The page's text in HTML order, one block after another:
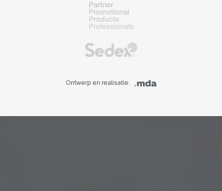
Ontwerp en realisatie: